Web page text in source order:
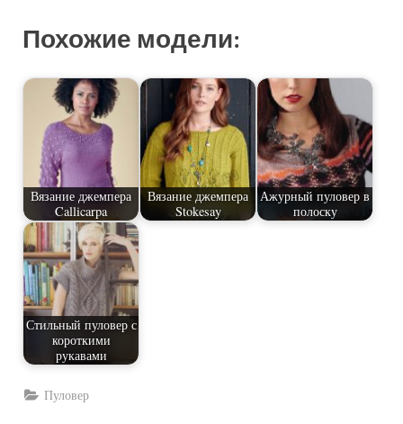
Похожие модели:
Вязание джемпера
Callicarpa
Вязание джемпера
Stokesay
Ажурный пуловер в
полоску
Стильный пуловер с
короткими
рукавами
Пуловер